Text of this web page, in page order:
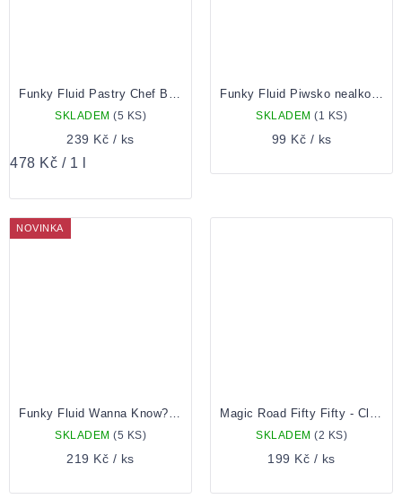
Funky Fluid Pastry Chef Blueberry Maple Muffin 0,5 Plech
SKLADEM (5 KS)
239 Kč / ks
Měrná
478 Kč / 1 l
Funky Fluid Piwsko nealko non-alcoholic Hazy APA 0,33 plechovka
SKLADEM (1 KS)
99 Kč / ks
NOVINKA
Funky Fluid Wanna Know? 0,5 plech
SKLADEM (5 KS)
219 Kč / ks
Magic Road Fifty Fifty - Clementine & Passion Fruit
SKLADEM (2 KS)
199 Kč / ks